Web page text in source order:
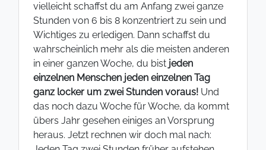
vielleicht schaffst du am Anfang zwei ganze
Stunden von 6 bis 8 konzentriert zu sein und
Wichtiges zu erledigen. Dann schaffst du
wahrscheinlich mehr als die meisten anderen
in einer ganzen Woche, du bist jeden
einzelnen Menschen jeden einzelnen Tag
ganz locker um zwei Stunden voraus! Und
das noch dazu Woche für Woche, da kommt
übers Jahr gesehen einiges an Vorsprung
heraus. Jetzt rechnen wir doch mal nach: